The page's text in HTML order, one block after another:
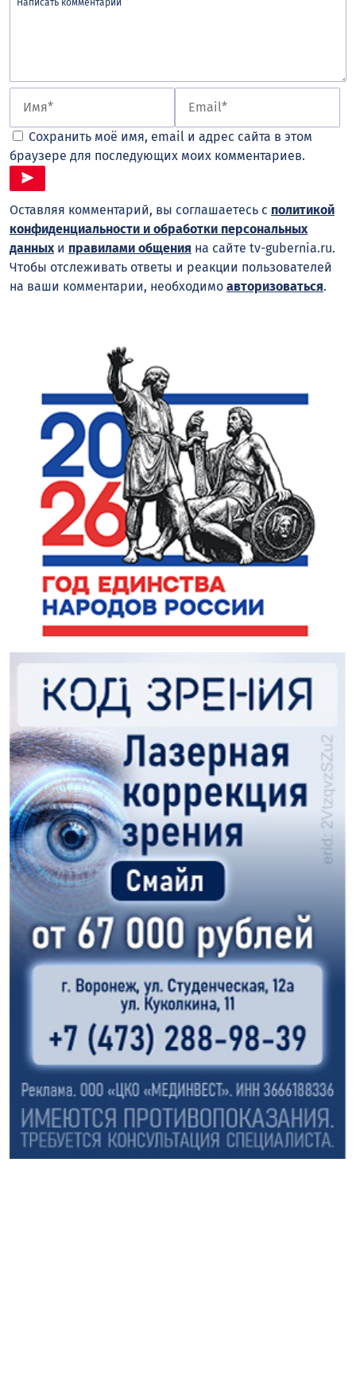
Сохранить моё имя, email и адрес сайта в этом
браузере для последующих моих комментариев.
Оставляя комментарий, вы соглашаетесь с политикой
конфиденциальности и обработки персональных
данныхи правилами общения на сайте tv-gubernia.ru.
Чтобы отслеживать ответы и реакции пользователей
на ваши комментарии, необходимо авторизоваться.